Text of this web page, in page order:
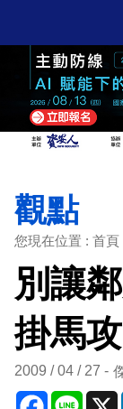
觀點
您現在位置 : 首
別讓
掛馬
2009 / 04 / 27
Facebook
Line